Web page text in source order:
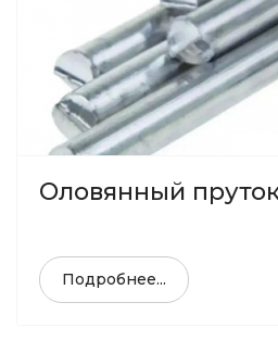
Оловянный
Подробнее...